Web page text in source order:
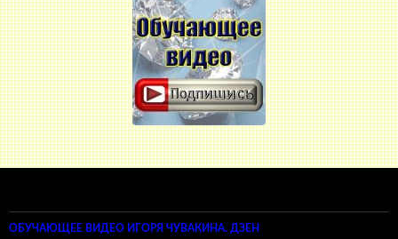
ОБУЧАЮЩЕЕ ВИДЕО ИГОРЯ ЧУВАКИНА. ДЗЕН